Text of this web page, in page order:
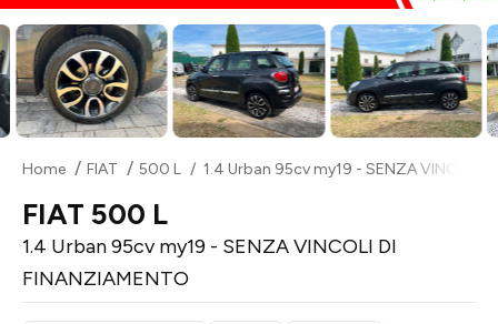
Home FIAT 500 L 1.4 Urban 95cv my19 - SENZA VINCOLI
FIAT 500 L
1.4 Urban 95cv my19 - SENZA VINCOLI DI
FINANZIAMENTO